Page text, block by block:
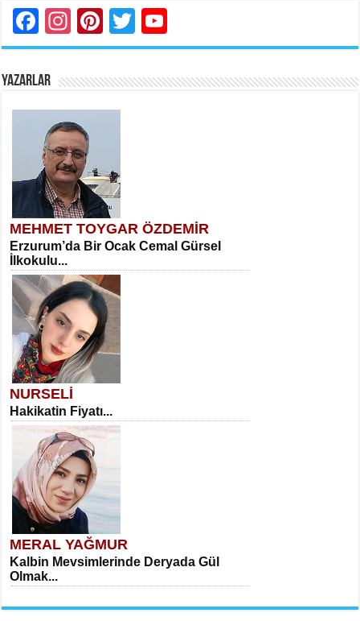
Facebook
Instagram
Pinterest
Twitter
YAZARLAR
MEHMET TOYGAR ÖZDEMİR
Erzurum’da Bir Ocak Cemal Gürsel
İlkokulu...
NURSELİ
Hakikatin Fiyatı...
MERAL YAĞMUR
Kalbin Mevsimlerinde Deryada Gül
Olmak...